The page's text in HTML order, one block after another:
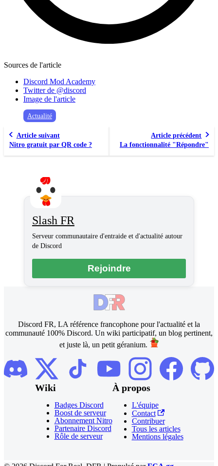
Sources de l'article
Discord Mod Academy
Twitter de @discord
Image de l'article
Actualité
Article suivant
Nitro gratuit par QR code ?
Article précédent
La fonctionnalité "Répondre"
Slash FR
Serveur communautaire d'entraide et d'actualité autour
de Discord
Rejoindre
Discord FR, LA référence francophone pour l'actualité et la
communauté 100% Discord. Un wiki participatif, un blog pertinent,
et juste là, un petit géranium.
Wiki
Badges Discord
Boost de serveur
Abonnement Nitro
Partenaire Discord
Rôle de serveur
À propos
L'équipe
Contact
Contribuer
Tous les articles
Mentions légales